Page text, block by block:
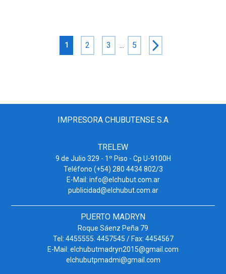
1 2 3 ... 5
IMPRESORA CHUBUTENSE S.A
TRELEW
9 de Julio 329 - 1º Piso - Cp U-9100H
Teléfono (+54) 280 4434 802/3
E-Mail: info@elchubut.com.ar
publicidad@elchubut.com.ar
PUERTO MADRYN
Roque Sáenz Peña 79
Tel: 4455555. 4457545 / Fax: 4454567
E-Mail: elchubutmadryn2015@gmail.com
elchubutpmadmi@gmail.com